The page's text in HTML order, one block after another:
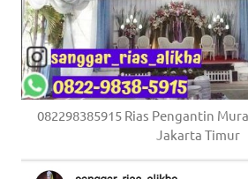
082298385915 Rias Pengantin
Jakarta Timur